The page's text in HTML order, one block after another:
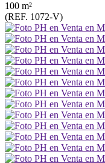
100 m²
(REF. 1072-V)